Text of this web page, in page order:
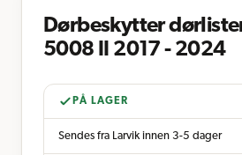
Dørbeskytter
5008 II 2017 - 2024
PÅ LAGER
Sendes fra Larvik innen 3-5 dager